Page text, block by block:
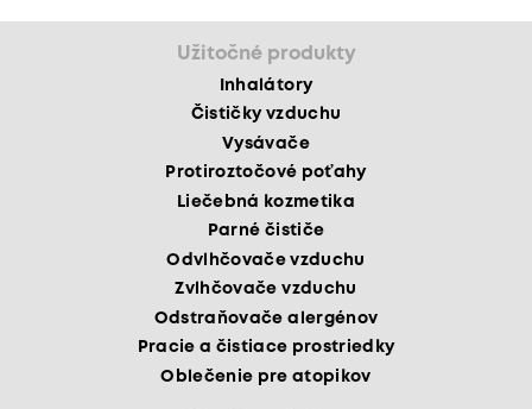
Užitočné produkty
Inhalátory
Čističky vzduchu
Vysávače
Protiroztočové poťahy
Liečebná kozmetika
Parné čističe
Odvlhčovače vzduchu
Zvlhčovače vzduchu
Odstraňovače alergénov
Pracie a čistiace prostriedky
Oblečenie pre atopikov